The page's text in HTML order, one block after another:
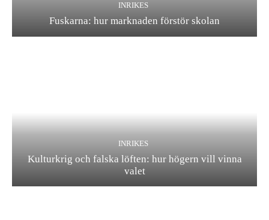
INRIKES
Fuskarna: hur marknaden förstör skolan
INRIKES
Kulturkrig och falska löften: hur högern vill vinna
valet